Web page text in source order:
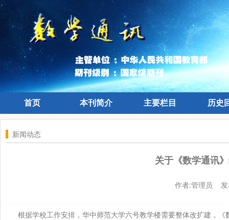
首页 本刊简介 主要栏目 历史
新闻动态
关于《数学通讯
作者:管理员 发
根据学校工作安排，华中师范大学六号教学楼需要整体改扩建，《